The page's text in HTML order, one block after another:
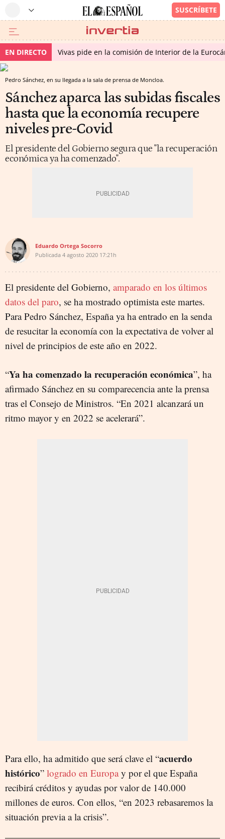
EN DIRECTO Vivas pide en la comisión de Interior de la
Pedro Sánchez, en su llegada a la sala de prensa de Moncloa.
Sánchez aparca las subidas fiscales
hasta que la economía recupere
niveles pre-Covid
El presidente del Gobierno segura que "la recuperación
económica ya ha comenzado".
Eduardo Ortega Socorro
Publicada 4 agosto 2020 17:21h
El presidente del Gobierno, amparado en los últimos
datos del paro, se ha mostrado optimista este martes.
Para Pedro Sánchez, España ya ha entrado en la senda
de resucitar la economía con la expectativa de volver al
nivel de principios de este año en 2022.
“Ya ha comenzado la recuperación económica”, ha
afirmado Sánchez en su comparecencia ante la prensa
tras el Consejo de Ministros. “En 2021 alcanzará un
ritmo mayor y en 2022 se acelerará”.
Para ello, ha admitido que será clave el “acuerdo
histórico” logrado en Europay por el que España
recibirá créditos y ayudas por valor de 140.000
millones de euros. Con ellos, “en 2023 rebasaremos la
situación previa a la crisis”.